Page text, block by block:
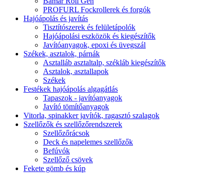
PROFURL Fockrollerek és forgók
Hajóápolás és javítás
Tisztítószerek és felületápolók
Hajóápolási eszközök és kiegészítők
Javítóanyagok, epoxi és üvegszál
Székek, asztalok, párnák
Asztalláb asztaltalp, székláb kiegészítők
Asztalok, asztallapok
Székek
Festékek hajóápolás algagátlás
Tapaszok - javítóanyagok
Javító tömítőanyagok
Vitorla, spinakker javítók, ragasztó szalagok
Szellőzők és szellőzőrendszerek
Szellőzőrácsok
Deck és napelemes szellőzők
Befúvók
Szellőző csövek
Fekete gömb és kúp